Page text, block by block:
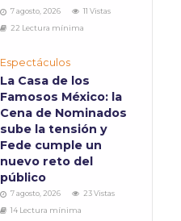
7 agosto, 2026
11 Vistas
22 Lectura mínima
Espectáculos
La Casa de los
Famosos México: la
Cena de Nominados
sube la tensión y
Fede cumple un
nuevo reto del
público
7 agosto, 2026
23 Vistas
14 Lectura mínima